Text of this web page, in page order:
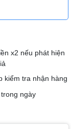
x2 nếu phát hiện
kiểm tra nhận hàng
ngày